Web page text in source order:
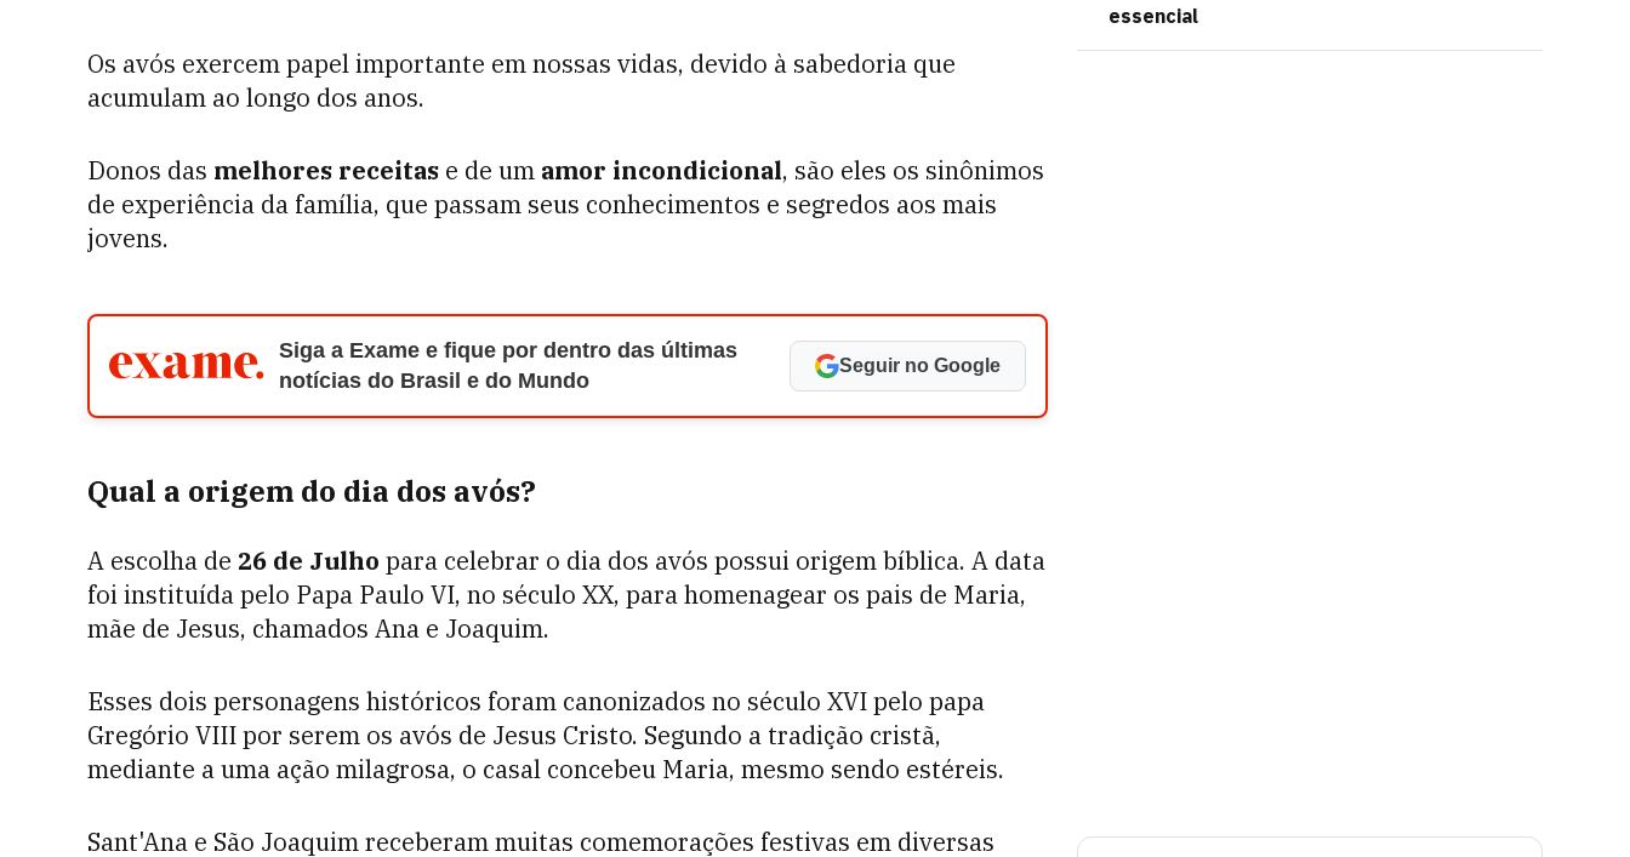
Os avós exercem papel importante em nossas vidas, devido à sabedoria que
acumulam ao longo dos anos.
Donos das melhores receitas e de um amor incondicional, são eles os sinônimos
de experiência da família, que passam seus conhecimentos e segredos aos mais
jovens.
Siga a Exame e fique por dentro das últimas
notícias do Brasil e do Mundo
Seguir no Google
Qual a origem do dia dos avós?
A escolha de 26 de Julho para celebrar o dia dos avós possui origem bíblica. A data
foi instituída pelo Papa Paulo VI, no século XX, para homenagear os pais de Maria,
mãe de Jesus, chamados Ana e Joaquim.
Esses dois personagens históricos foram canonizados no século XVI pelo papa
Gregório VIII por serem os avós de Jesus Cristo. Segundo a tradição cristã,
mediante a uma ação milagrosa, o casal concebeu Maria, mesmo sendo estéreis.
Sant'Ana e São Joaquim receberam muitas comemorações festivas em diversas
essencial